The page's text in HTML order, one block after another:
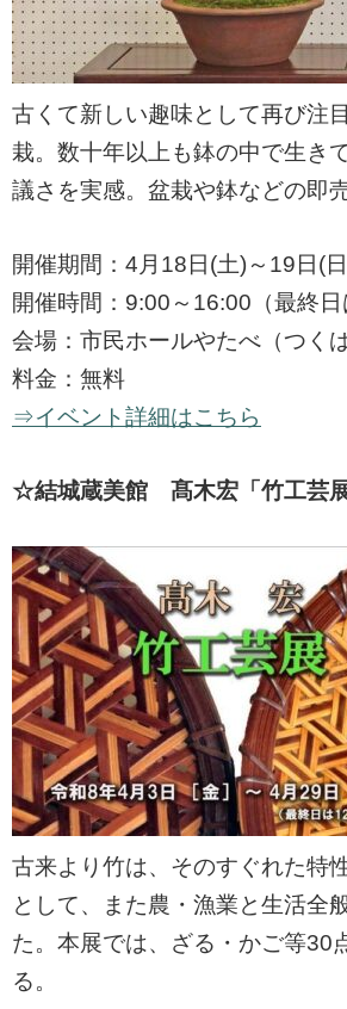
古くて新しい趣味として再び注
栽。数十年以上も鉢の中で生き
議さを実感。盆栽や鉢などの即
開催期間：4月18日(土)～19日(
開催時間：9:00～16:00（最終日
会場：市民ホールやたべ（つく
料金：無料
⇒イベント詳細はこちら
☆結城蔵美館 髙木宏「竹工芸展
古来より竹は、そのすぐれた特
として、また農・漁業と生活全
た。本展では、ざる・かご等30
る。